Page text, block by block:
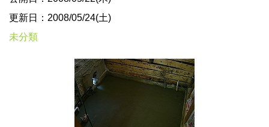
更新日：2008/05/24(土)
未分類